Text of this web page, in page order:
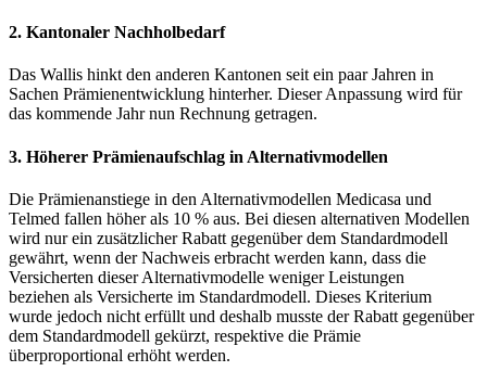
2. Kantonaler Nachholbedarf
Das Wallis hinkt den anderen Kantonen seit ein paar Jahren in
Sachen Prämienentwicklung hinterher. Dieser Anpassung wird für
das kommende Jahr nun Rechnung getragen.
3. Höherer Prämienaufschlag in Alternativmodellen
Die Prämienanstiege in den Alternativmodellen Medicasa und
Telmed fallen höher als 10 % aus. Bei diesen alternativen Modellen
wird nur ein zusätzlicher Rabatt gegenüber dem Standardmodell
gewährt, wenn der Nachweis erbracht werden kann, dass die
Versicherten dieser Alternativmodelle weniger Leistungen
beziehen als Versicherte im Standardmodell. Dieses Kriterium
wurde jedoch nicht erfüllt und deshalb musste der Rabatt gegenüber
dem Standardmodell gekürzt, respektive die Prämie
überproportional erhöht werden.